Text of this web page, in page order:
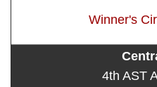
Winner's
4th AST